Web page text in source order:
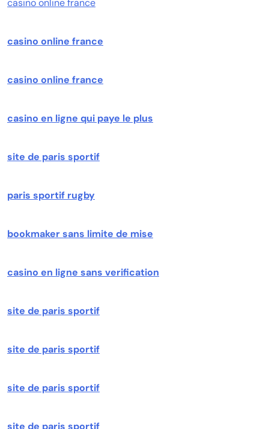
casino online france
casino online france
casino online france
casino en ligne qui paye le plus
site de paris sportif
paris sportif rugby
bookmaker sans limite de mise
casino en ligne sans verification
site de paris sportif
site de paris sportif
site de paris sportif
site de paris sportif